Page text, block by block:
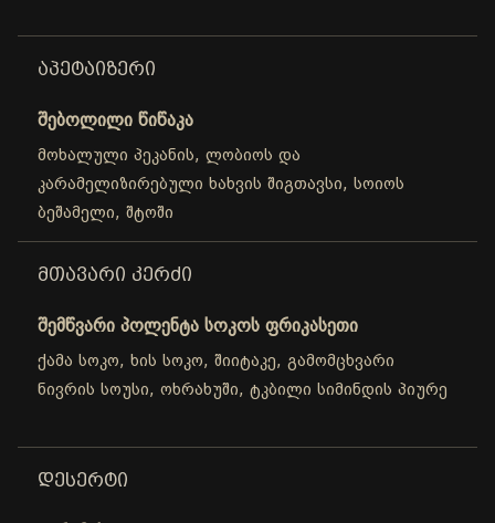
ᲐᲞᲔᲢᲐᲘᲖᲔᲠᲘ
შებოლილი წიწაკა
მოხალული პეკანის, ლობიოს და
კარამელიზირებული ხახვის შიგთავსი, სოიოს
ბეშამელი, შტოში
ᲛᲗᲐᲕᲐᲠᲘ ᲙᲔᲠᲫᲘ
შემწვარი პოლენტა სოკოს ფრიკასეთი
ქამა სოკო, ხის სოკო, შიიტაკე, გამომცხვარი
ნივრის სოუსი, ოხრახუში, ტკბილი სიმინდის პიურე
ᲓᲔᲡᲔᲠᲢᲘ